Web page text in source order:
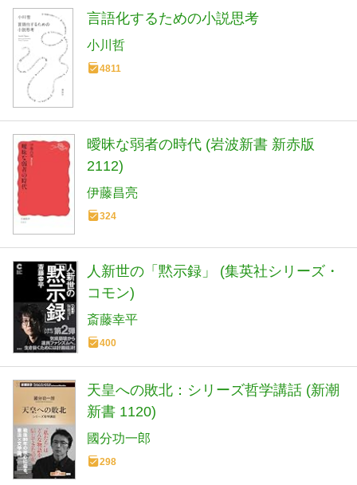
言語化するための小説思考
小川哲
4811
曖昧な弱者の時代 (岩波新書 新赤版
2112)
伊藤昌亮
324
人新世の「黙示録」 (集英社シリーズ・
コモン)
斎藤幸平
400
天皇への敗北：シリーズ哲学講話 (新潮
新書 1120)
國分功一郎
298